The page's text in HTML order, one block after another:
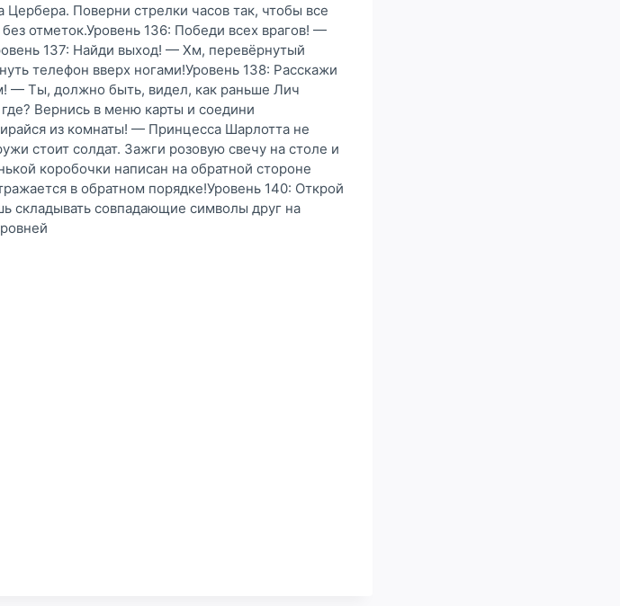
Поверни стрелки часов так, чтобы все
отметок.Уровень 136: Победи всех врагов! —
137: Найди выход! — Хм, перевёрнутый
телефон вверх ногами!Уровень 138: Расскажи
— Ты, должно быть, видел, как раньше Лич
Вернись в меню карты и соедини
из комнаты! — Принцесса Шарлотта не
стоит солдат. Зажги розовую свечу на столе и
коробочки написан на обратной стороне
в обратном порядке!Уровень 140: Открой
складывать совпадающие символы друг на